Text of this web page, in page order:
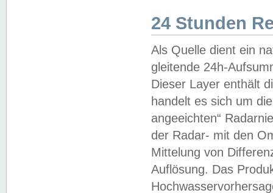
24 Stunden
Als Quelle dient ein
gleitende 24h-
Dieser Layer enthält
handelt es sich um
angeeichten“
der Radar- mit den
Mittelung von
Auflösung. Das